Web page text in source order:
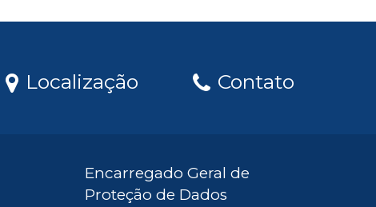
Localização Contato
Encarregado Geral de
Proteção de Dados